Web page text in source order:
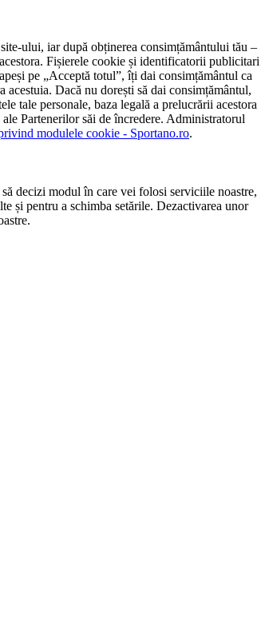
ului, iar după obținerea consimțământului tău –
Fișierele cookie și identificatorii publicitari
pe „Acceptă totul”, îți dai consimțământul ca
Dacă nu dorești să dai consimțământul,
tale personale, baza legală a prelucrării acestora
Partenerilor săi de încredere. Administratorul
modulele cookie - Sportano.ro.
decizi modul în care vei folosi serviciile noastre,
și pentru a schimba setările. Dezactivarea unor